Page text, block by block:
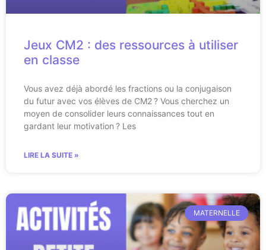
Jeux CM2 : des ressources à utiliser
en classe
Vous avez déjà abordé les fractions ou la conjugaison
du futur avec vos élèves de CM2 ? Vous cherchez un
moyen de consolider leurs connaissances tout en
gardant leur motivation ? Les
LIRE LA SUITE »
MATERNELLE